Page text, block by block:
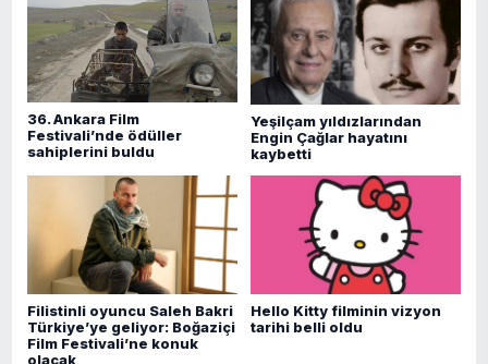
36. Ankara Film
Festivali’nde ödüller
sahiplerini buldu
Yeşilçam yıldızlarından
Engin Çağlar hayatını
kaybetti
Filistinli oyuncu Saleh Bakri
Türkiye’ye geliyor: Boğaziçi
Film Festivali’ne konuk
olacak
Hello Kitty filminin vizyon
tarihi belli oldu